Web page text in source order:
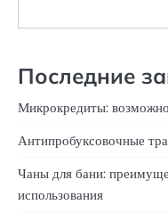
Последние
Микрокредиты:
Антипробуксовочные
Чаны для бани:
использования